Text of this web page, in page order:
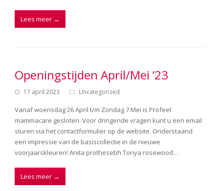
Lees meer →
Openingstijden April/Mei ’23
17 april 2023 Uncategorized
Vanaf woensdag 26 April t/m Zondag 7 Mei is Profeel
mammacare gesloten. Voor dringende vragen kunt u een email
sturen via het contactformulier op de website. Onderstaand
een impressie van de basiscollectie in de nieuwe
voorjaarskleuren! Anita prothesebh Tonya rosewood…
Lees meer →